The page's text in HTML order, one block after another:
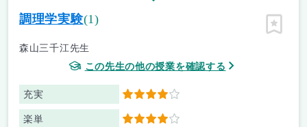
調理学実験(1)
森山三千江先生
この先生の他の授業を確認する
充実 4
楽単 4
ピン留